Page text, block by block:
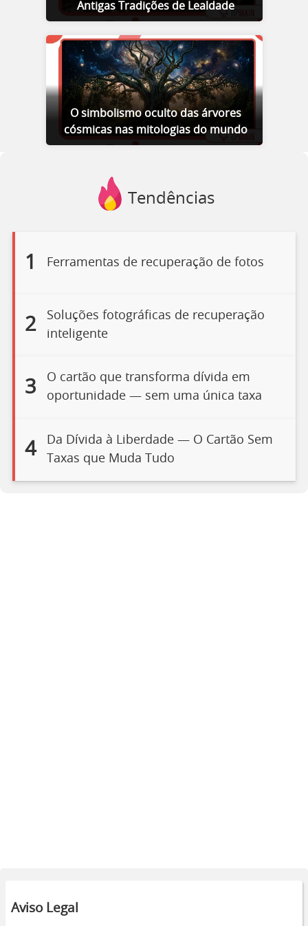
Antigas Tradições de Lealdade
O simbolismo oculto das árvores
cósmicas nas mitologias do mundo
Tendências
1 Ferramentas de recuperação de fotos
2
Soluções fotográficas de recuperação
inteligente
3
O cartão que transforma dívida em
oportunidade — sem uma única taxa
4
Da Dívida à Liberdade — O Cartão Sem
Taxas que Muda Tudo
Aviso Legal